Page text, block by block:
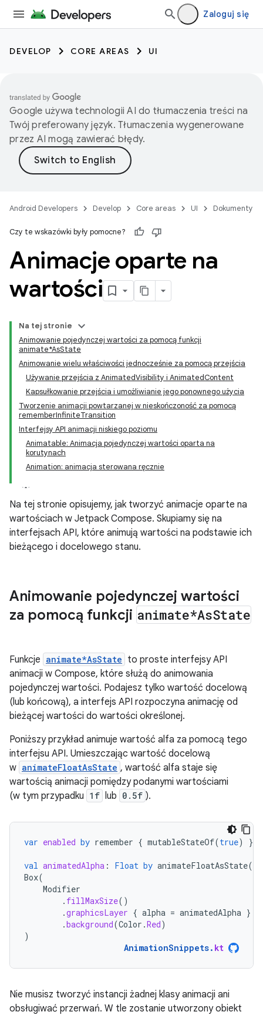
Zaloguj się
DEVELOP CORE AREAS UI
Google używa technologii AI do tłumaczenia treści na
Twój preferowany język. Tłumaczenia wygenerowane
przez AI mogą zawierać błędy.
Android Developers Develop Core areas UI Dokumenty
Czy te wskazówki były pomocne?
Animacje oparte na
wartości
Na tej stronie
Animowanie pojedynczej wartości za pomocą funkcji
animate*AsState
Animowanie wielu właściwości jednocześnie za pomocą przejścia
Używanie przejścia z AnimatedVisibility i AnimatedContent
Kapsułkowanie przejścia i umożliwianie jego ponownego użycia
Tworzenie animacji powtarzanej w nieskończoność za pomocą
rememberInfiniteTransition
Interfejsy API animacji niskiego poziomu
Animatable: Animacja pojedynczej wartości oparta na
korutynach
Animation: animacja sterowana ręcznie
Na tej stronie opisujemy, jak tworzyć animacje oparte na
wartościach w Jetpack Compose. Skupiamy się na
interfejsach API, które animują wartości na podstawie ich
bieżącego i docelowego stanu.
Animowanie pojedynczej wartości
za pomocą funkcji animate*AsState
Funkcje animate*AsState to proste interfejsy API
animacji w Compose, które służą do animowania
pojedynczej wartości. Podajesz tylko wartość docelową
(lub końcową), a interfejs API rozpoczyna animację od
bieżącej wartości do wartości określonej.
Poniższy przykład animuje wartość alfa za pomocą tego
interfejsu API. Umieszczając wartość docelową
w animateFloatAsState , wartość alfa staje się
wartością animacji pomiędzy podanymi wartościami
(w tym przypadku 1f lub 0.5f ).
var enabled by remember { mutableStateOf(true) }
val animatedAlpha : Float by animateFloatAsState(
Box(
Modifier
. fillMaxSize()
.graphicsLayer { alpha = animatedAlpha }
.background(Color .Red)
)
AnimationSnippets. kt
Nie musisz tworzyć instancji żadnej klasy animacji ani
obsługiwać przerwań. W tle zostanie utworzony obiekt